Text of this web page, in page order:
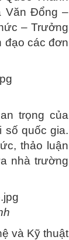
Văn Đổng –
– Trưởng
đạo các đơn
trọng của
số quốc gia.
thảo luận
nhà trường
và Kỹ thuật